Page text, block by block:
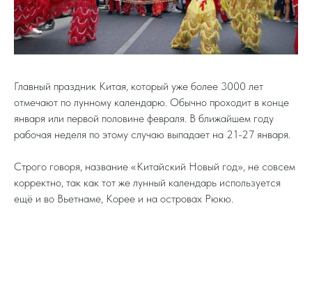
Главный праздник Китая, который уже более 3000 лет
отмечают по лунному календарю. Обычно проходит в конце
января или первой половине февраля. В ближайшем году
рабочая неделя по этому случаю выпадает на 21-27 января.
Строго говоря, название «Китайский Новый год», не совсем
корректно, так как тот же лунный календарь используется
ещё и во Вьетнаме, Корее и на островах Рюкю.